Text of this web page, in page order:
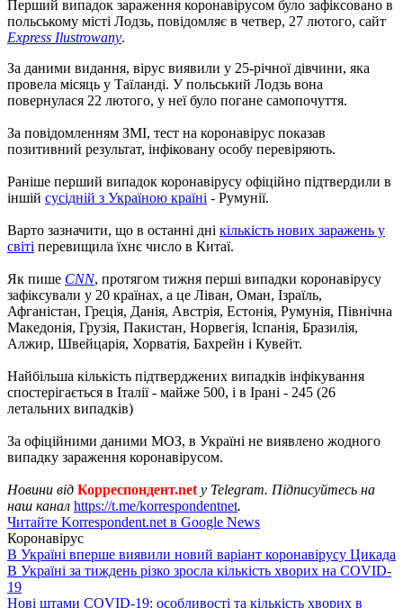
Перший випадок зараження коронавірусом було зафіксовано в
польському місті Лодзь, повідомляє в четвер, 27 лютого, сайт
Express Ilustrowany.
За даними видання, вірус виявили у 25-річної дівчини, яка
провела місяць у Таїланді. У польський Лодзь вона
повернулася 22 лютого, у неї було погане самопочуття.
За повідомленням ЗМІ, тест на коронавірус показав
позитивний результат, інфіковану особу перевіряють.
Раніше перший випадок коронавірусу офіційно підтвердили в
іншій сусідній з Україною країні - Румунії.
Варто зазначити, що в останні дні кількість нових заражень у
світі перевищила їхнє число в Китаї.
Як пише CNN, протягом тижня перші випадки коронавірусу
зафіксували у 20 країнах, а це Ліван, Оман, Ізраїль,
Афганістан, Греція, Данія, Австрія, Естонія, Румунія, Північна
Македонія, Грузія, Пакистан, Норвегія, Іспанія, Бразилія,
Алжир, Швейцарія, Хорватія, Бахрейн і Кувейт.
Найбільша кількість підтверджених випадків інфікування
спостерігається в Італії - майже 500, і в Ірані - 245 (26
летальних випадків)
За офіційними даними МОЗ, в Україні не виявлено жодного
випадку зараження коронавірусом.
Новини від Корреспондент.net у Telegram. Підписуйтесь на
наш канал https://t.me/korrespondentnet.
Читайте Korrespondent.net в Google News
Коронавірус
В Україні вперше виявили новий варіант коронавірусу Цикада
В Україні за тиждень різко зросла кількість хворих на COVID-
19
Нові штами COVID-19: особливості та кількість хворих в